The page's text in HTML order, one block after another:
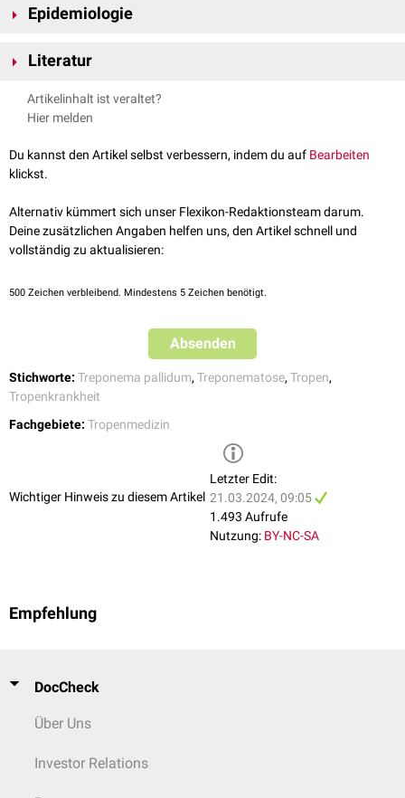
Frambösie(Treponema pallidum pertenue
Angina Plaut-Vincenti
Epidemiologie
mangelhaftenhygienischen
Hautkontaktinfizieren.Hautläsionen
Literatur
Medizinische Mikrobiologie, Suerbaum, 9. Auflage, Springer Verlag
Artikelinhalt ist veraltet?
Hier melden
Du kannst den Artikel selbst verbessern, indem du auf Bearbeiten
klickst.
Alternativ kümmert sich unser Flexikon-Redaktionsteam darum.
Deine zusätzlichen Angaben helfen uns, den Artikel schnell und
vollständig zu aktualisieren:
500 Zeichen verbleibend. Mindestens 5 Zeichen benötigt.
Absenden
Stichworte: Treponema pallidum, Treponematose, Tropen,
Tropenkrankheit
Fachgebiete: Tropenmedizin
Wichtiger Hinweis zu diesem Artikel
Letzter Edit:
21.03.2024, 09:05
1.493 Aufrufe
Nutzung: BY-NC-SA
Empfehlung
DocCheck
Über Uns
Investor Relations